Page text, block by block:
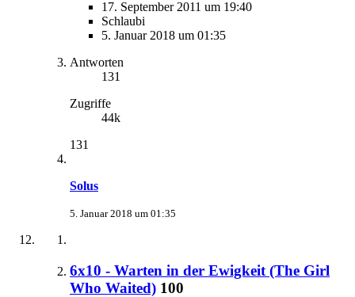
17. September 2011 um 19:40
Schlaubi
5. Januar 2018 um 01:35
Antworten
131
Zugriffe
44k
131
Solus
5. Januar 2018 um 01:35
6x10 - Warten in der Ewigkeit (The Girl
Who Waited) 100